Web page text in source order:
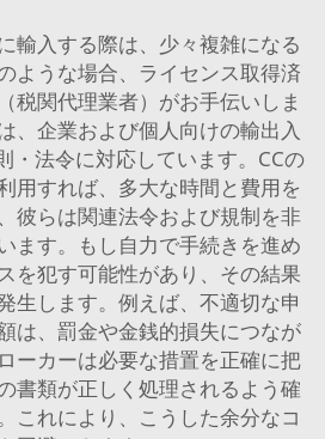
輸入する際は、少々複雑になる
ような場合、ライセンス取得済
税関代理業者）がお手伝いしま
、企業および個人向けの輸出入
・法令に対応しています。CCの
用すれば、多大な時間と費用を
彼らは関連法令および規制を非
ます。もし自力で手続きを進め
を犯す可能性があり、その結果
生します。例えば、不適切な申
は、罰金や金銭的損失につなが
ーカーは必要な措置を正確に把
書類が正しく処理されるよう確
これにより、こうした余分なコ